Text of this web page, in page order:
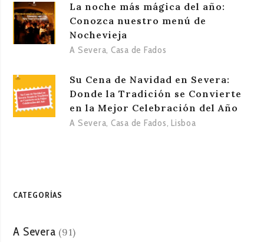
La noche más mágica del año:
Conozca nuestro menú de
Nochevieja
A Severa, Casa de Fados
Su Cena de Navidad en Severa:
Donde la Tradición se Convierte
en la Mejor Celebración del Año
A Severa, Casa de Fados,Lisboa
CATEGORÍAS
A Severa (91)